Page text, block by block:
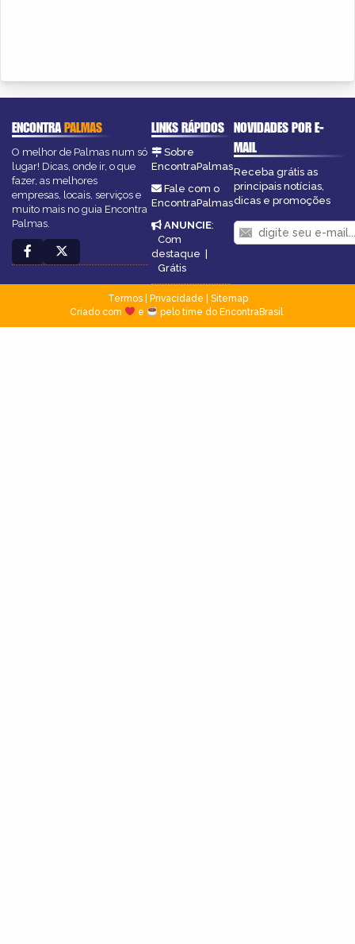
ENCONTRAPALMAS
O melhor de Palmas num só
lugar! Dicas, onde ir, o que
fazer, as melhores
empresas, locais, serviços e
muito mais no guia Encontra
Palmas.
LINKS RÁPIDOS
Sobre
EncontraPalmas
Fale com o
EncontraPalmas
ANUNCIE:
Com
destaque |
Grátis
NOVIDADES POR E-
MAIL
Receba grátis as
principais notícias,
dicas e promoções
Termos| Privacidade
Sitemap
Criado com
e pelo time do EncontraBrasil